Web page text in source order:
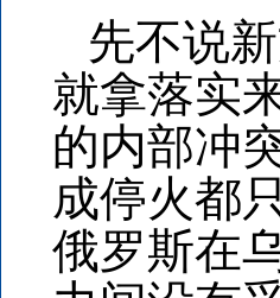
先不说
就拿落实
的内部冲
成停火都
俄罗斯在